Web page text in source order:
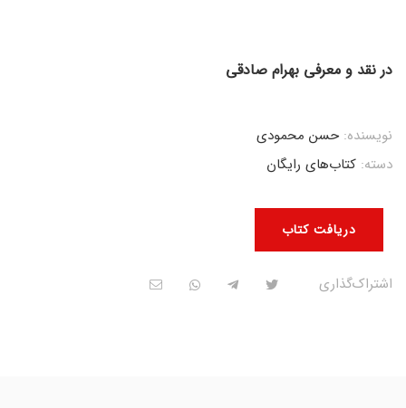
در نقد و معرفی بهرام صادقی
دریافت کتاب
نویسنده: حسن محمودی
دسته: کتاب‌های رایگان
اشتراک‌گذاری